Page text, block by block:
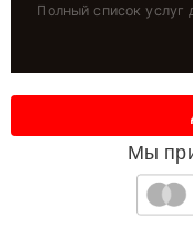
Полный список услуг
Мы